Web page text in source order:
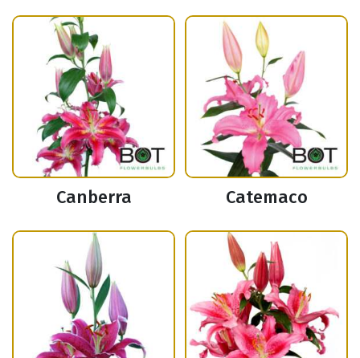
Canberra Catemaco